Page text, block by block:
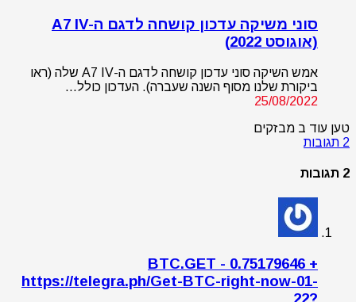
סוני משיקה עדכון קושחה לדגם ה-A7 IV
(אוגוסט 2022)
אמש השיקה סוני עדכון קושחה לדגם ה-A7 IV שלה (ראו
ביקורת שלנו מסוף השנה שעברה). העדכון כולל…
25/08/2022
טען עוד ב מבזקים
2 תגובות
2 תגובות
+ 0.75179646 BTC.GET -
https://telegra.ph/Get-BTC-right-now-01-
22?